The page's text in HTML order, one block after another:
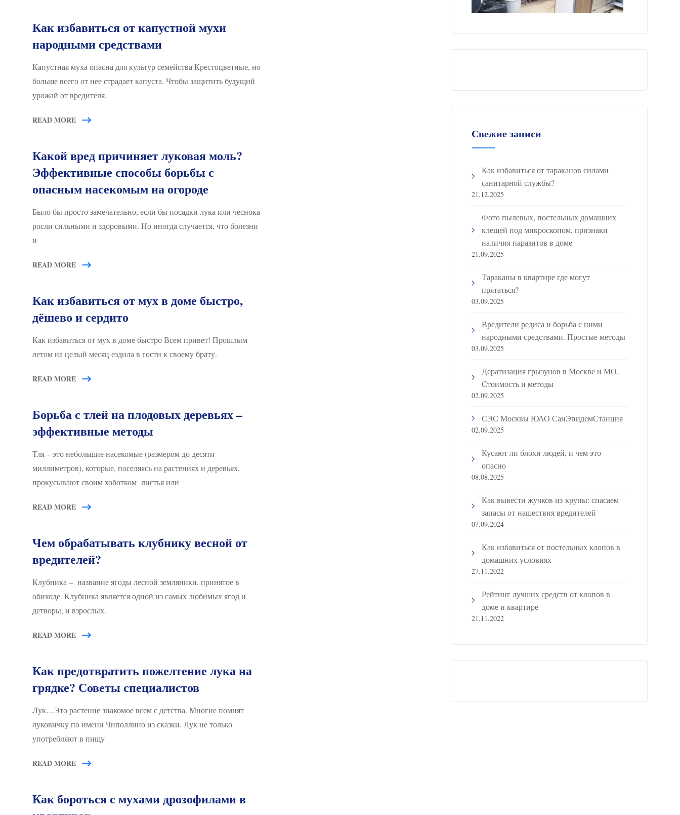
Как избавиться от капустной мухи
народными средствами
Капустная муха опасна для культур семейства Крестоцветные, но
больше всего от нее страдает капуста. Чтобы защитить будущий
урожай от вредителя,
READ MORE
Какой вред причиняет луковая моль?
Эффективные способы борьбы с
опасным насекомым на огороде
Было бы просто замечательно, если бы посадки лука или чеснока
росли сильными и здоровыми. Но иногда случается, что болезни
и
READ MORE
Как избавиться от мух в доме быстро,
дёшево и сердито
Как избавиться от мух в доме быстро Всем привет! Прошлым
летом на целый месяц ездила в гости к своему брату.
READ MORE
Борьба с тлей на плодовых деревьях –
эффективные методы
Тля – это небольшие насекомые (размером до десяти
миллиметров), которые, поселяясь на растениях и деревьях,
прокусывают своим хоботком листья или
READ MORE
Чем обрабатывать клубнику весной от
вредителей?
Клубника – название ягоды лесной земляники, принятое в
обиходе. Клубника является одной из самых любимых ягод и
детворы, и взрослых.
READ MORE
Как предотвратить пожелтение лука на
грядке? Советы специалистов
Лук…Это растение знакомое всем с детства. Многие помнят
луковичку по имени Чиполлино из сказки. Лук не только
употребляют в пищу
READ MORE
Как бороться с мухами дрозофилами в
Свежие записи
Как избавиться от тараканов силами
санитарной службы?
21.12.2025
Фото пылевых, постельных домашних
клещей под микроскопом, признаки
наличия паразитов в доме
21.09.2025
Тараканы в квартире где могут
прятаться?
03.09.2025
Вредители редиса и борьба с ними
народными средствами. Простые методы
03.09.2025
Дератизация грызунов в Москве и МО.
Стоимость и методы
02.09.2025
СЭС Москвы ЮАО СанЭпидемСтанция
02.09.2025
Кусают ли блохи людей, и чем это
опасно
08.08.2025
Как вывести жучков из крупы: спасаем
запасы от нашествия вредителей
07.09.2024
Как избавиться от постельных клопов в
домашних условиях
27.11.2022
Рейтинг лучших средств от клопов в
доме и квартире
21.11.2022